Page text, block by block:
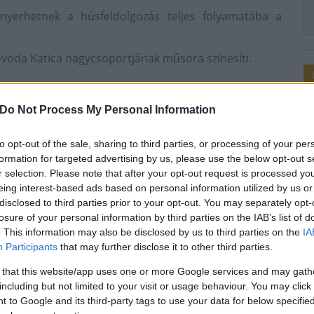
Do Not Process My Personal Information
opt-out of the sale, sharing to third parties, or processing of your
for targeted advertising by us, please use the below opt-out
selection. Please note that after your opt-out request is processed
interest-based ads based on personal information utilized by us
to third parties prior to your opt-out. You may separately
of your personal information by third parties on the IAB’s list of
This information may also be disclosed by us to third parties on the
Participants that may further disclose it to other third parties.
that this website/app uses one or more Google services and may
but not limited to your visit or usage behaviour. You may
to Google and its third-party tags to use your data for below
a húsfeldolgozás teljes folyamatába a
Katica nagycsoportjának műsora színesíti.
kezdődik.
program